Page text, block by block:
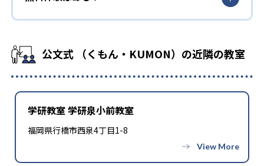
公文式 （くもん・KUMON）の近隣の教室
学研教室 学研泉小前教室
福岡県行橋市西泉4丁目1-8